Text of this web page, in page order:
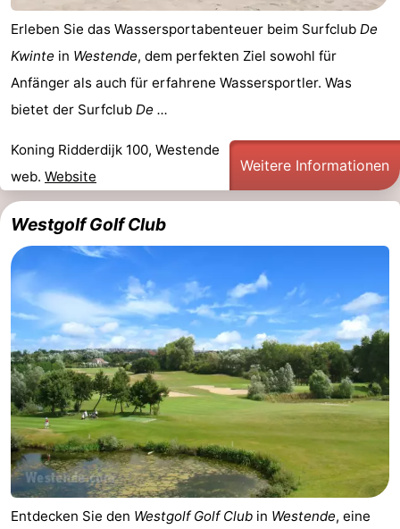
Erleben Sie das Wassersportabenteuer beim Surfclub De
Kwinte in Westende, dem perfekten Ziel sowohl für
Anfänger als auch für erfahrene Wassersportler. Was
bietet der Surfclub De ...
Koning Ridderdijk 100, Westende
web. Website
Weitere Informationen
Westgolf Golf Club
Entdecken Sie den Westgolf Golf Club in Westende, eine